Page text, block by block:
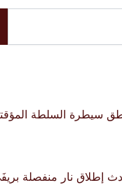
سيطرة السلطة
إطلاق نار منفصلة